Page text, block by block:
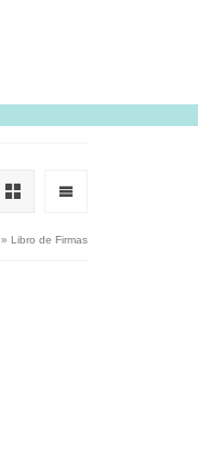
» Libro de Firmas